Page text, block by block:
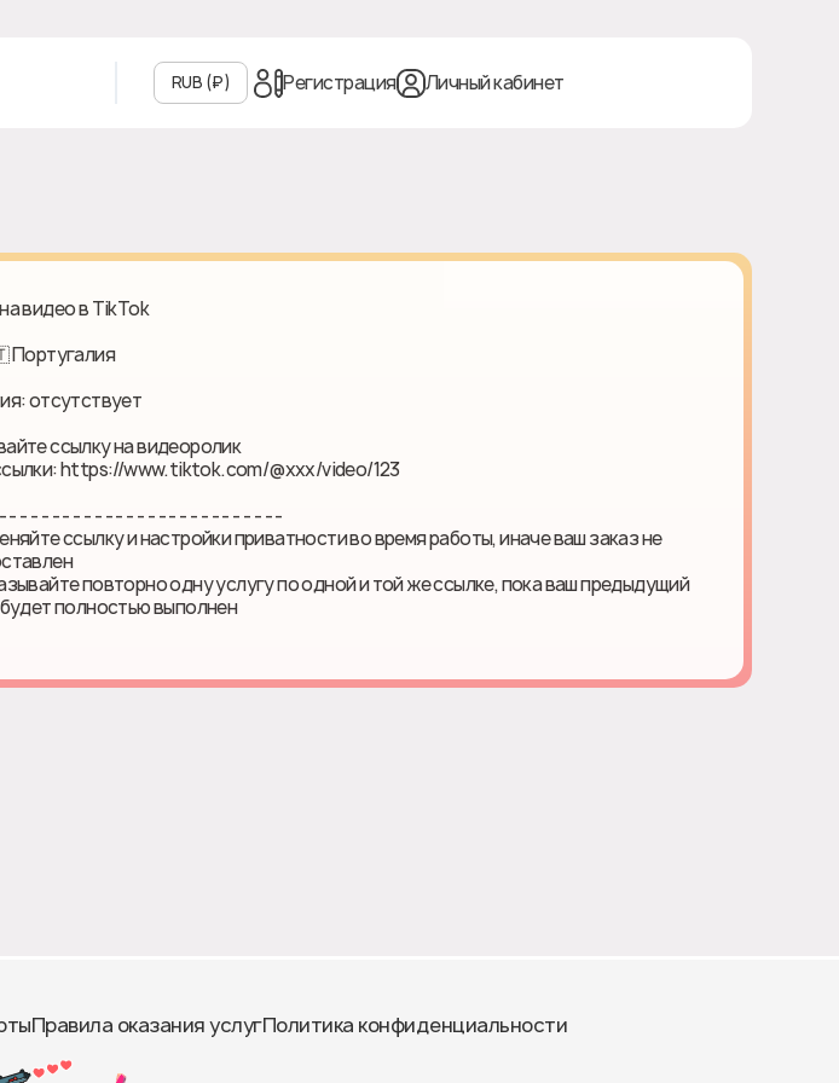
RUB (₽‎) Регистрация Личный кабинет
видео в TikTok
Португалия
отсутствует
ссылку на видеоролик
https://www.tiktok.com/@xxx/video/123
- - - - - - - - - - - - - - - - - - - - - - - - - -
ссылку и настройки приватности во время работы, иначе ваш заказ не
повторно одну услугу по одной и той же ссылке, пока ваш предыдущий
полностью выполнен
Правила оказания услугПолитика конфиденциальности